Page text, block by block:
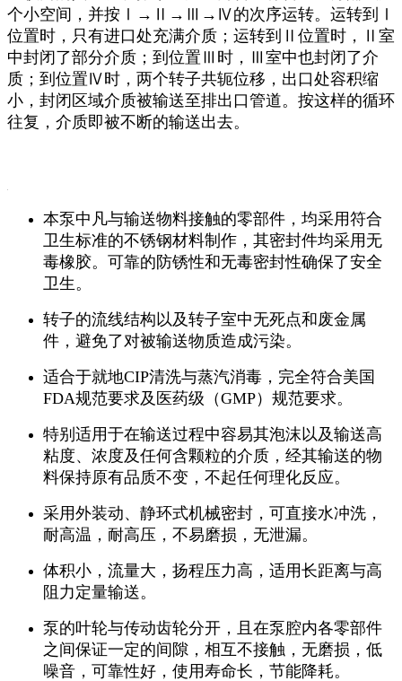
个小空间，并按Ⅰ→Ⅱ→Ⅲ→Ⅳ的次序运转。运转到Ⅰ
位置时，只有进口处充满介质；运转到Ⅱ位置时，Ⅱ室
中封闭了部分介质；到位置Ⅲ时，Ⅲ室中也封闭了介
质；到位置Ⅳ时，两个转子共轭位移，出口处容积缩
小，封闭区域介质被输送至排出口管道。按这样的循环
往复，介质即被不断的输送出去。
本泵中凡与输送物料接触的零部件，均采用符合
卫生标准的不锈钢材料制作，其密封件均采用无
毒橡胶。可靠的防锈性和无毒密封性确保了安全
卫生。
转子的流线结构以及转子室中无死点和废金属
件，避免了对被输送物质造成污染。
适合于就地CIP清洗与蒸汽消毒，完全符合美国
FDA规范要求及医药级（GMP）规范要求。
特别适用于在输送过程中容易其泡沫以及输送高
粘度、浓度及任何含颗粒的介质，经其输送的物
料保持原有品质不变，不起任何理化反应。
采用外装动、静环式机械密封，可直接水冲洗，
耐高温，耐高压，不易磨损，无泄漏。
体积小，流量大，扬程压力高，适用长距离与高
阻力定量输送。
泵的叶轮与传动齿轮分开，且在泵腔内各零部件
之间保证一定的间隙，相互不接触，无磨损，低
噪音，可靠性好，使用寿命长，节能降耗。